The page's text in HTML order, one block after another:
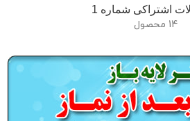
اشتراکی شماره 1
14 محصول